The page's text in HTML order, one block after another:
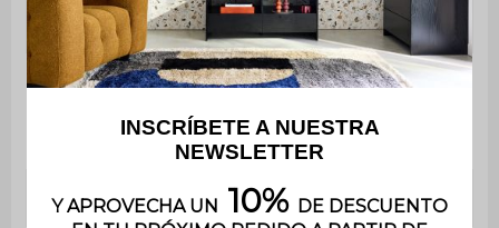
Material de base Aluminio
Material de los
Inox
Tratamiento Recubrimiento en polvo